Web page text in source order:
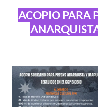
ACOPIO PARA